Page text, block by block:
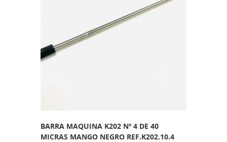
BARRA MAQUINA K202 Nº 4 DE 40
MICRAS MANGO NEGRO REF.K202.10.4